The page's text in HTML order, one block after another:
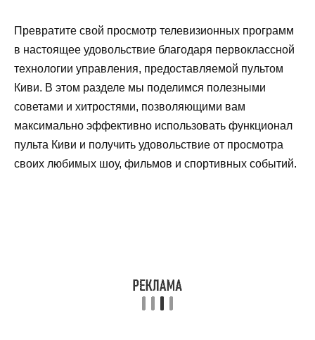
Превратите свой просмотр телевизионных программ
в настоящее удовольствие благодаря первоклассной
технологии управления, предоставляемой пультом
Киви. В этом разделе мы поделимся полезными
советами и хитростями, позволяющими вам
максимально эффективно использовать функционал
пульта Киви и получить удовольствие от просмотра
своих любимых шоу, фильмов и спортивных событий.